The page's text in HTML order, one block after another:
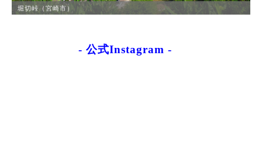
堀切峠（宮崎市）
鵜戸神宮（日南市）
- 公式Instagram -